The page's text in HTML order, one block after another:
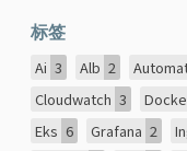
标签
Ai 3 Alb 2
Cloudwatch 3
Eks 6 Grafana 2